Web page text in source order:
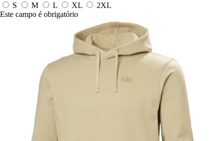
S
M L XL
2XL
Este campo é obrigatório